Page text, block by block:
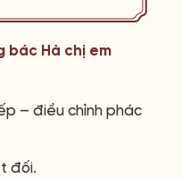
bác Hà chị em
– điều chỉnh phác
đối.